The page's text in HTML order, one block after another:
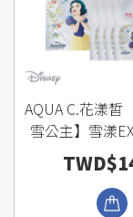
AQUA C.花漾皙
雪公主】雪漾